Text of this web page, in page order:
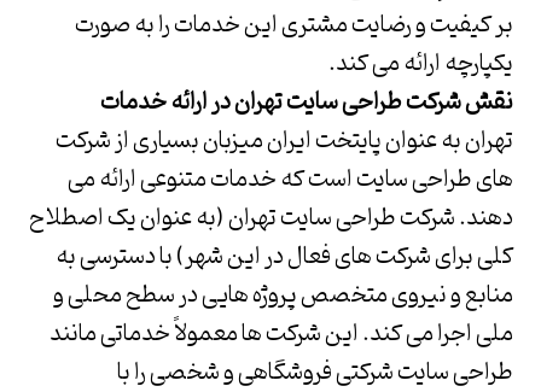
بر کیفیت و رضایت مشتری این خدمات را به صورت
یکپارچه ارائه می کند.
نقش شرکت طراحی سایت تهران در ارائه خدمات
تهران به عنوان پایتخت ایران میزبان بسیاری از شرکت
های طراحی سایت است که خدمات متنوعی ارائه می
دهند.شرکت طراحی سایت تهران(به عنوان یک اصطلاح
کلی برای شرکت های فعال در این شهر) با دسترسی به
منابع و نیروی متخصص پروژه هایی در سطح محلی و
ملی اجرا می کند. این شرکت ها معمولاً خدماتی مانند
طراحی سایت شرکتی فروشگاهی و شخصی را با